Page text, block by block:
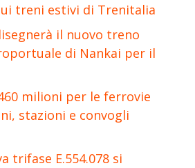
treni estivi di Trenitalia
il nuovo treno
di Nankai per il
milioni per le ferrovie
stazioni e convogli
trifase E.554.078 si